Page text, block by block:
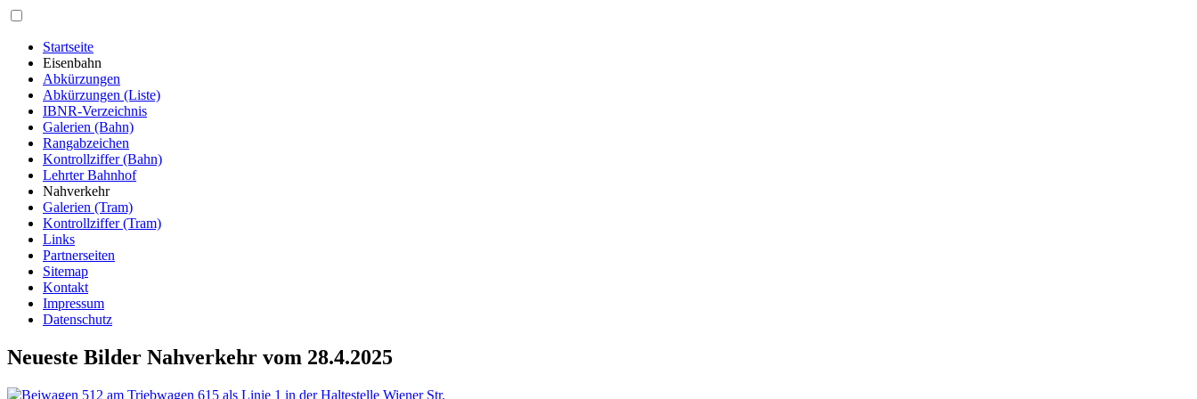
Startseite
Eisenbahn
Abkürzungen
Abkürzungen (Liste)
IBNR-Verzeichnis
Galerien (Bahn)
Rangabzeichen
Kontrollziffer (Bahn)
Lehrter Bahnhof
Nahverkehr
Galerien (Tram)
Kontrollziffer (Tram)
Links
Partnerseiten
Sitemap
Kontakt
Impressum
Datenschutz
Neueste Bilder Nahverkehr vom 28.4.2025